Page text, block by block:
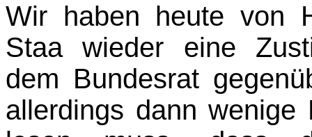
Wir haben heute von
Staa wieder eine
dem Bundesrat
allerdings dann wenige